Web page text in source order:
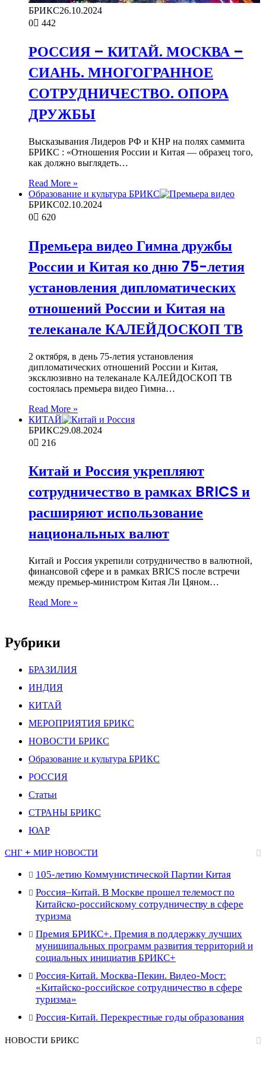
БРИКС26.10.2024
0
442
РОССИЯ – КИТАЙ. МОСКВА –
СИАНЬ. МНОГОГРАННОЕ
СОТРУДНИЧЕСТВО. ОПОРА
ДРУЖБЫ
Высказывания Лидеров РФ и КНР на полях саммита
БРИКС : «Отношения России и Китая — образец того,
как должно выглядеть…
Read More »
Образование и культура БРИКС
БРИКС02.10.2024
0
620
Премьера видео Гимна дружбы
России и Китая ко дню 75-летия
установления дипломатических
отношений России и Китая на
телеканале КАЛЕЙДОСКОП ТВ
2 октября, в день 75-летия установления
дипломатических отношений России и Китая,
эксклюзивно на телеканале КАЛЕЙДОСКОП ТВ
состоялась премьера видео Гимна…
Read More »
КИТАЙ
БРИКС29.08.2024
0
216
Китай и Россия укрепляют
сотрудничество в рамках BRICS и
расширяют использование
национальных валют
Китай и Россия укрепили сотрудничество в валютной,
финансовой сфере и в рамках BRICS после встречи
между премьер-министром Китая Ли Цяном…
Read More »
Рубрики
БРАЗИЛИЯ
ИНДИЯ
КИТАЙ
МЕРОПРИЯТИЯ БРИКС
НОВОСТИ БРИКС
Образование и культура БРИКС
РОССИЯ
Статьи
СТРАНЫ БРИКС
ЮАР
СНГ + МИР НОВОСТИ
105-летию Коммунистической Партии Китая
Россия–Китай. В Москве прошел телемост по
Китайско-российскому сотрудничеству в сфере
туризма
Премия БРИКС+. Премия в поддержку лучших
муниципальных программ развития территорий и
социальных инициатив БРИКС+
Россия-Китай. Москва-Пекин. Видео-Мост:
«Китайско-российское сотрудничество в сфере
туризма»
Россия-Китай. Перекрестные годы образования
НОВОСТИ БРИКС